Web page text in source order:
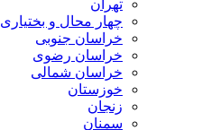
تهران
چهار محال و بختیاری
خراسان جنوبی
خراسان رضوی
خراسان شمالی
خوزستان
زنجان
سمنان